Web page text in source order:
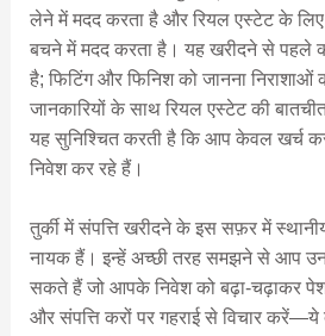
लेने में मदद करता है और रियल एस्टेट के
बचने में मदद करता है। यह खरीदने से पहले
है; फिटिंग और फिनिश को जानना निराशाओं
जानकारियों के साथ रियल एस्टेट की
यह सुनिश्चित करती है कि आप केवल खर्च
निवेश कर रहे हैं।
तुर्की में संपत्ति खरीदने के इस सफ़र में
नायक हैं। इन्हें अच्छी तरह समझने से आप उन
सकते हैं जो आपके निवेश को बढ़ा-चढ़ाकर पेश
और संपत्ति करों पर गहराई से विचार करें—ये